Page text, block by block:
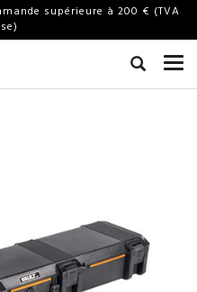
supérieure à 200 € (TVA